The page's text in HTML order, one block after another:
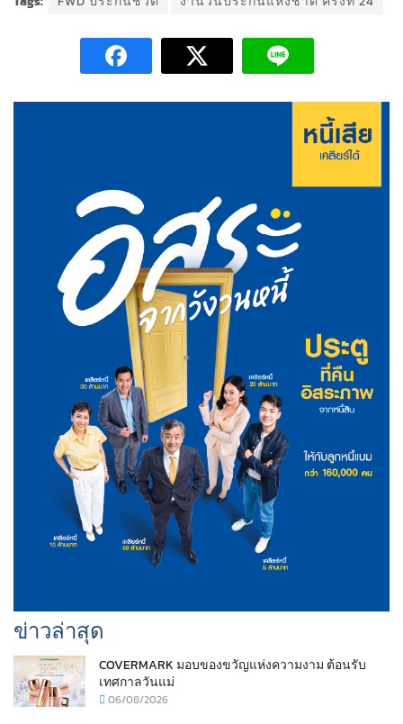
ข่าวล่าสุด
COVERMARK มอบของขวัญแห่งความงาม ต้อนรับ
เทศกาลวันแม่
06/08/2026